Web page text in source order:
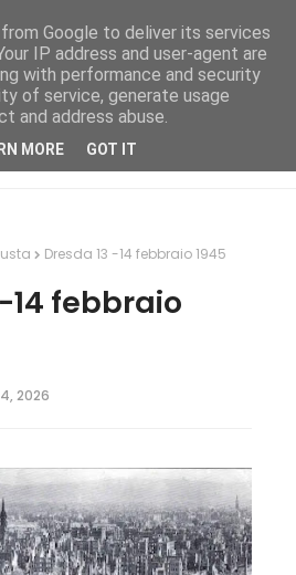
Dresda 13 -14 febbraio 1945
14 febbraio
2026
Google to deliver its services
IP address and user-agent are
with performance and security
of service, generate usage
and address abuse.
MORE GOT IT